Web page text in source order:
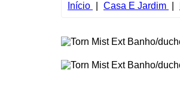
Início Casa E Jardim